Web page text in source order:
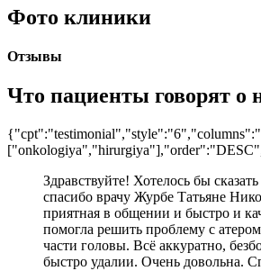
Фото клиники
Отзывы
Что пациенты говорят о
Здравствуйте! Хотелось бы
спасибо врачу Журбе Татьяне
приятная в общении и быстро и
помогла решить проблему с
части головы. Всё аккуратно,
быстро удалии. Очень довольна.